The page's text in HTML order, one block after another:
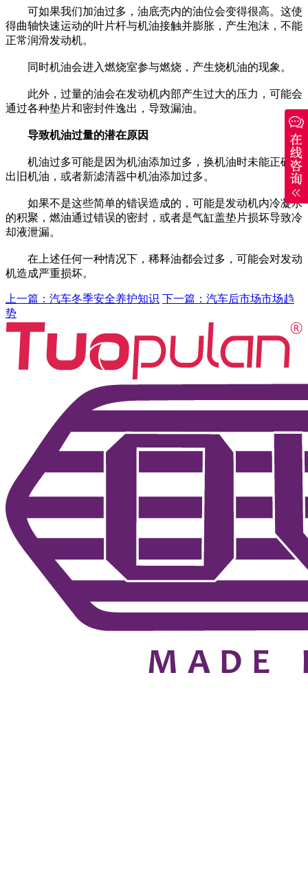
可如果我们加油过多，油底壳内的油位会变得很高。这使
得曲轴快速运动的叶片杆与机油接触并膨胀，产生泡沫，不能
正常润滑发动机。
同时机油会进入燃烧室参与燃烧，产生烧机油的现象。
此外，过量的油会在发动机内部产生过大的压力，可能会
通过各种垫片和密封件逸出，导致漏油。
导致机油过量的潜在原因
机油过多可能是因为机油添加过多，换机油时未能正确排
出旧机油，或者新滤清器中机油添加过多。
如果不是这些简单的错误造成的，可能是发动机内冷凝水
的积聚，燃油通过错误的密封，或者是气缸盖垫片损坏导致冷
却液泄漏。
在上述任何一种情况下，稀释油都会过多，可能会对发动
机造成严重损坏。
上一篇：汽车冬季安全养护知识 下一篇：汽车后市场市场趋
势